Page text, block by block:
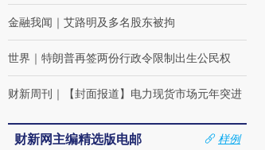
金融我闻 ｜ 艾路明及多名股东被拘
世界 ｜ 特朗普再签两份行政令限制出生公民权
财新周刊 ｜ 【封面报道】电力现货市场元年突进
财新网主编精选版电邮
样例